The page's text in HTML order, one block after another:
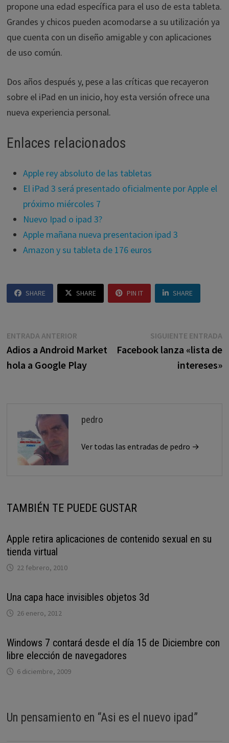
propone una edad específica para el uso de esta tableta.
Grandes y chicos pueden acomodarse a su utilización ya
que cuenta con un diseño amigable y con aplicaciones
de uso común.
Dos años después y, pese a las críticas que recayeron
sobre el iPad en un inicio, hoy esta versión ofrece una
nueva experiencia personal.
Enlaces relacionados
Apple rey absoluto de las tabletas
El iPad 3 será presentado oficialmente por Apple el
próximo miércoles 7
Nuevo Ipad o ipad 3?
Apple mañana nueva presentacion ipad 3
Amazon y su tableta de 176 euros
SHARE SHARE PIN IT SHARE
Navegación
de
entradas
ENTRADA ANTERIOREntrada
anterior:
Adios a Android Market
hola a Google Play
SIGUIENTE ENTRADA
Facebook lanza «lista de
intereses»
pedro
Ver todas las entradas de pedro →
TAMBIÉN TE PUEDE GUSTAR
Apple retira aplicaciones de contenido sexual en su
tienda virtual
22 febrero, 2010
Una capa hace invisibles objetos 3d
26 enero, 2012
Windows 7 contará desde el día 15 de Diciembre con
libre elección de navegadores
6 diciembre, 2009
Un pensamiento en “Asi es el nuevo ipad”